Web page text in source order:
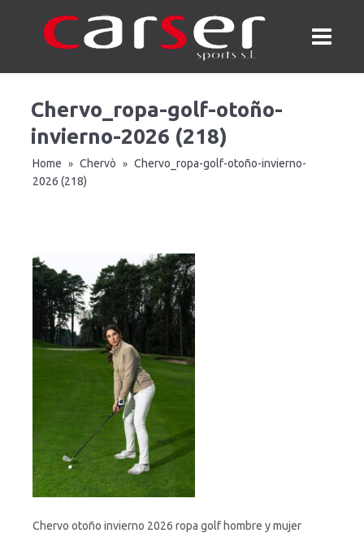
Chervo_ropa-golf-otoño-
invierno-2026 (218)
Home » Chervò »
Chervo_ropa-golf-otoño-invierno-
2026 (218)
Chervo otoño invierno 2026 ropa golf hombre y mujer